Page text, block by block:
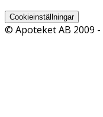
Cookieinställningar
© Apoteket AB 2009 -